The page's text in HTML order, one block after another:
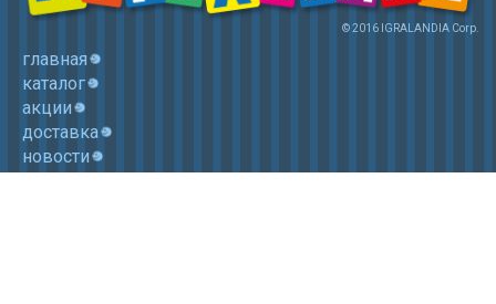
© 2016 IGRALANDIA Corp.
главная
каталог
акции
доставка
новости